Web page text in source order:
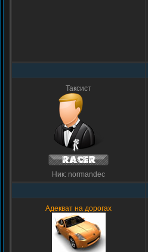
Таксист
Ник: normandec
Адекват на дорогах